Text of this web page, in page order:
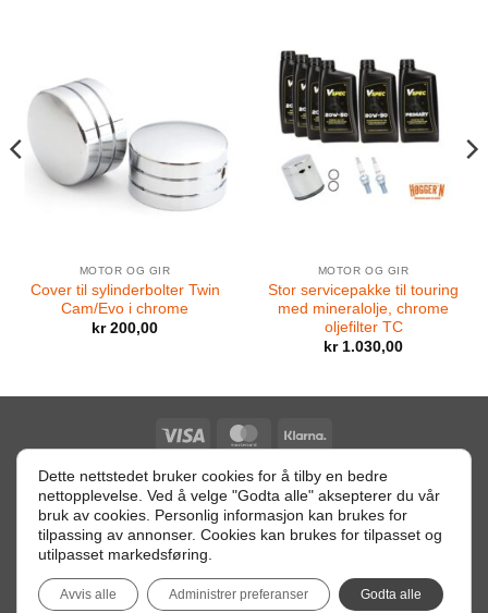
MOTOR OG GIR
Cover til sylinderbolter Twin
Cam/Evo i chrome
kr200,00
MOTOR OG GIR
Stor servicepakke til touring
med mineralolje, chrome
oljefilter TC
kr1.030,00
Visa MasterCard
Retur betingelser
Orgnr: 996113299 MVA - Heggstadmoen 2, 7080 HEIMDAL -
Dette nettstedet bruker cookies for å tilby en bedre
nettopplevelse. Ved å velge "Godta alle" aksepterer du vår
bruk av cookies. Personlig informasjon kan brukes for
tilpassing av annonser. Cookies kan brukes for tilpasset og
utilpasset markedsføring.
Godta alle
Avvis alle Administrer preferanser